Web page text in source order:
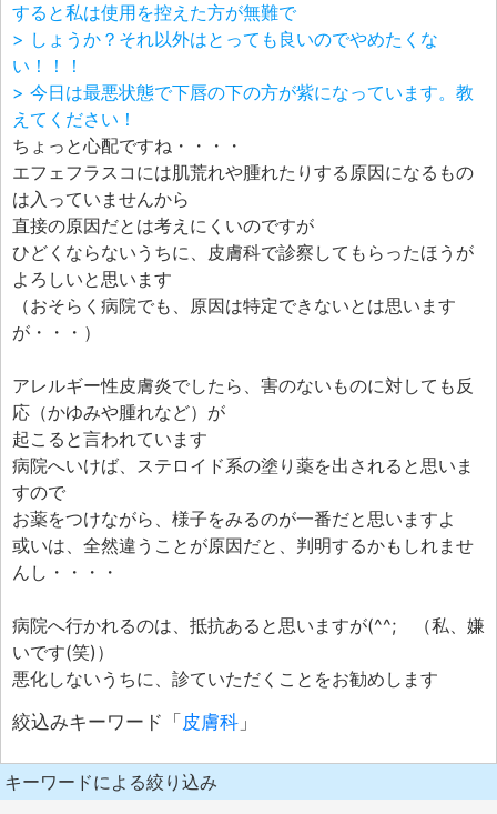
すると私は使用を控えた方が無難で
> しょうか？それ以外はとっても良いのでやめたくな
い！！！
> 今日は最悪状態で下唇の下の方が紫になっています。教
えてください！
ちょっと心配ですね・・・・
エフェフラスコには肌荒れや腫れたりする原因になるもの
は入っていませんから
直接の原因だとは考えにくいのですが
ひどくならないうちに、皮膚科で診察してもらったほうが
よろしいと思います
（おそらく病院でも、原因は特定できないとは思います
が・・・）
アレルギー性皮膚炎でしたら、害のないものに対しても反
応（かゆみや腫れなど）が
起こると言われています
病院へいけば、ステロイド系の塗り薬を出されると思いま
すので
お薬をつけながら、様子をみるのが一番だと思いますよ
或いは、全然違うことが原因だと、判明するかもしれませ
んし・・・・
病院へ行かれるのは、抵抗あると思いますが(^^; （私、嫌
いです(笑)）
悪化しないうちに、診ていただくことをお勧めします
絞込みキーワード「 皮膚科 」
キーワードによる絞り込み